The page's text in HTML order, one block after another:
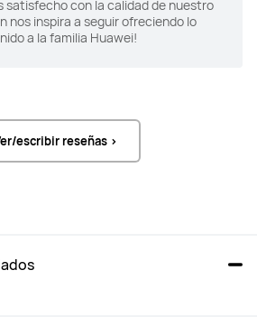
de doble banda)/NavIC
satisfecho con la calidad de nuestro
nos inspira a seguir ofreciendo lo
a la familia Huawei!
escribir reseñas >